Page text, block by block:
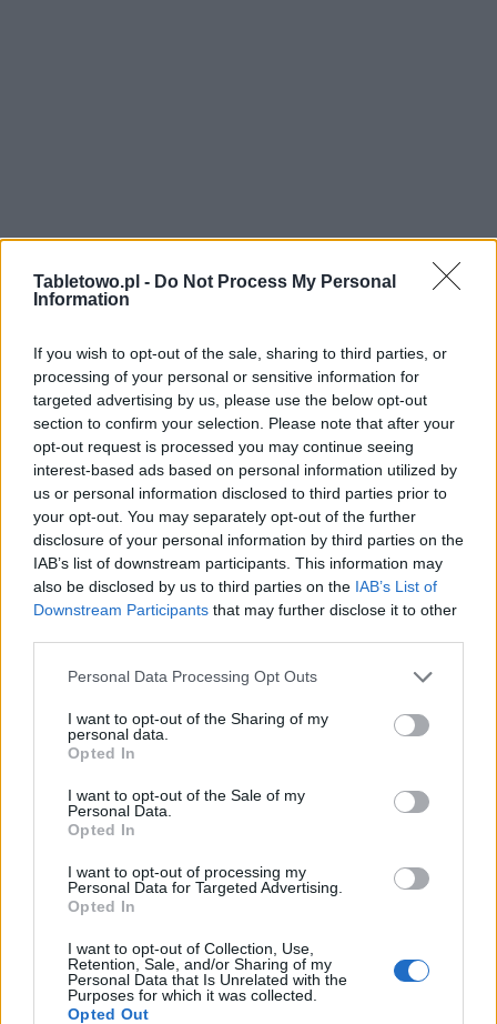
Tabletowo.pl - Do Not Process My Personal
Information
If you wish to opt-out of the sale, sharing to third parties, or
processing of your personal or sensitive information for
targeted advertising by us, please use the below opt-out
section to confirm your selection. Please note that after your
opt-out request is processed you may continue seeing
interest-based ads based on personal information utilized by
us or personal information disclosed to third parties prior to
your opt-out. You may separately opt-out of the further
disclosure of your personal information by third parties on the
IAB’s list of downstream participants. This information may
also be disclosed by us to third parties on the IAB’s List of
Downstream Participants that may further disclose it to other
Please note that this website/app uses one or more Google
not limited to your visit or usage behaviour. You may click to
grant or deny consent to Google and its third-party tags to
use your data for below specified purposes in below Google
consent section.
Personal Data Processing Opt Outs
I want to opt-out of the Sharing of my
personal data.
Opted In
I want to opt-out of the Sale of my
Personal Data.
Opted In
I want to opt-out of processing my
Personal Data for Targeted Advertising.
Opted In
I want to opt-out of Collection, Use,
Retention, Sale, and/or Sharing of my
Personal Data that Is Unrelated with the
Purposes for which it was collected.
Opted Out